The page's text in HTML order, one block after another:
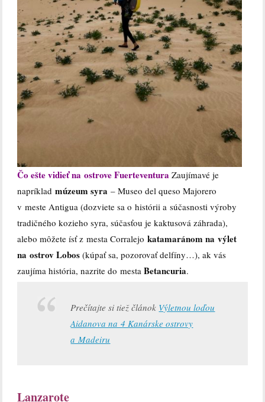
Čo ešte vidieť na ostrove Fuerteventura Zaujímavé je
napríkladmúzeum syra – Museo del queso Majorero
v meste Antigua (dozviete sa o histórii a súčasnosti výroby
tradičného kozieho syra, súčasťou je kaktusová záhrada),
alebo môžete ísť z mesta Corralejokatamaránom na výlet
na ostrov Lobos (kúpať sa, pozorovať delfíny…), ak vás
zaujíma história, nazrite do mestaBetancuria.
Prečítajte si tiež článok Výletnou loďou
Aidanova na 4 Kanárske ostrovy
a Madeiru
Lanzarote